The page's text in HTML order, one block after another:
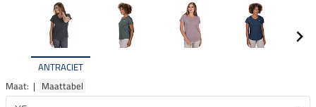
ANTRACIET
Maat: | Maattabel